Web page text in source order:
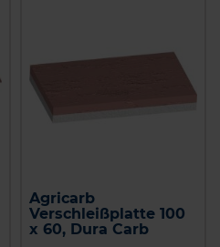
Agricarb
Verschleißplatte 100
x 60, Dura Carb